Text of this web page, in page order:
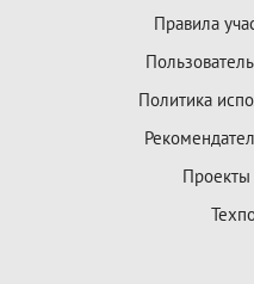
Правила
Политика
Проекты